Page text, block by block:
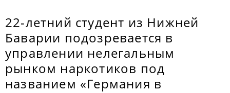
22-летний студент из Нижней
Баварии подозревается в
управлении нелегальным
рынком наркотиков под
названием «Германия в